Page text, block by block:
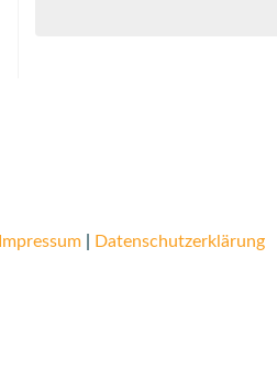
Impressum|
Datenschutzerklärung